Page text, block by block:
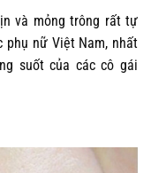
và mỏng trông rất tự
phụ nữ Việt Nam, nhất
suốt của các cô gái